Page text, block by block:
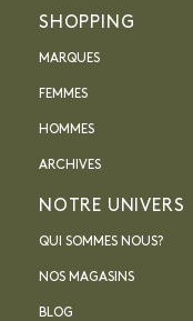
SHOPPING
MARQUES
FEMMES
HOMMES
ARCHIVES
NOTRE UNIVERS
QUI SOMMES NOUS?
NOS MAGASINS
BLOG